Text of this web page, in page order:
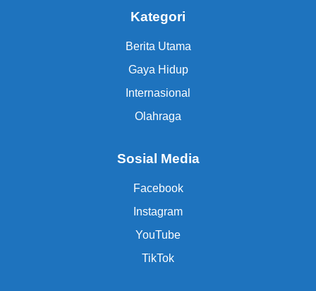
Kategori
Berita Utama
Gaya Hidup
Internasional
Olahraga
Sosial Media
Facebook
Instagram
YouTube
TikTok